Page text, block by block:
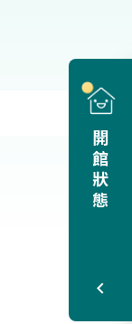
開館狀態